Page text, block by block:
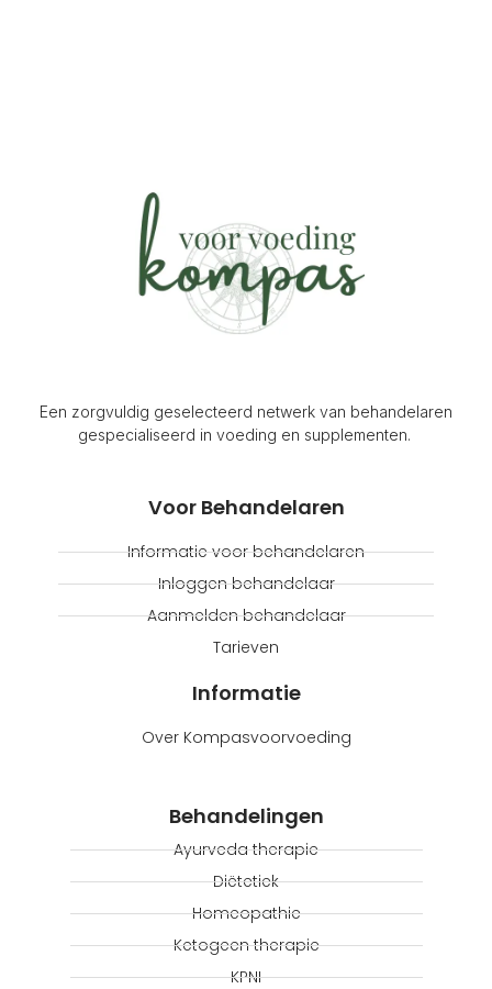
Een zorgvuldig geselecteerd netwerk van behandelaren
gespecialiseerd in voeding en supplementen.
Voor Behandelaren
Informatie voor behandelaren
Inloggen behandelaar
Aanmelden behandelaar
Tarieven
Informatie
Over Kompasvoorvoeding
Behandelingen
Ayurveda therapie
Diëtetiek
Homeopathie
Ketogeen therapie
KPNI